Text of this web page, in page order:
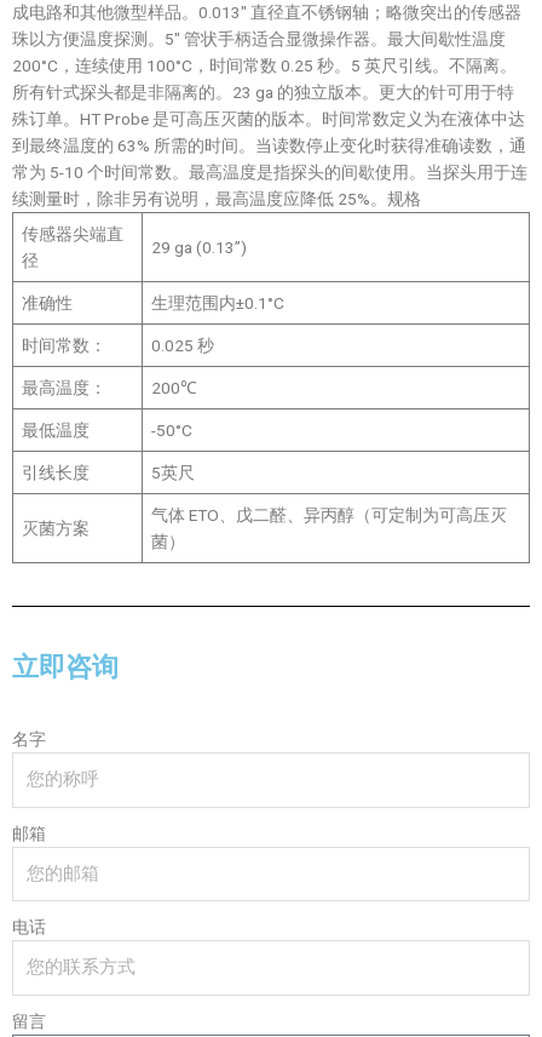
成电路和其他微型样品。0.013″ 直径直不锈钢轴；略微突出的传感器
珠以方便温度探测。5″ 管状手柄适合显微操作器。最大间歇性温度
200°C，连续使用 100°C，时间常数 0.25 秒。5 英尺引线。不隔离。
所有针式探头都是非隔离的。23 ga 的独立版本。更大的针可用于特
殊订单。HT Probe 是可高压灭菌的版本。时间常数定义为在液体中达
到最终温度的 63% 所需的时间。当读数停止变化时获得准确读数，通
常为 5-10 个时间常数。最高温度是指探头的间歇使用。当探头用于连
续测量时，除非另有说明，最高温度应降低 25%。规格
传感器尖端直
径
29 ga (0.13”)
准确性 生理范围内±0.1°C
时间常数： 0.025 秒
最高温度： 200℃
最低温度 -50°C
引线长度 5英尺
灭菌方案
气体 ETO、戊二醛、异丙醇（可定制为可高压灭
菌）
立即咨询
名字
邮箱
电话
留言